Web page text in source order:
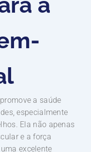
a saúde
especialmente
Ela não apenas
e a força
excelente